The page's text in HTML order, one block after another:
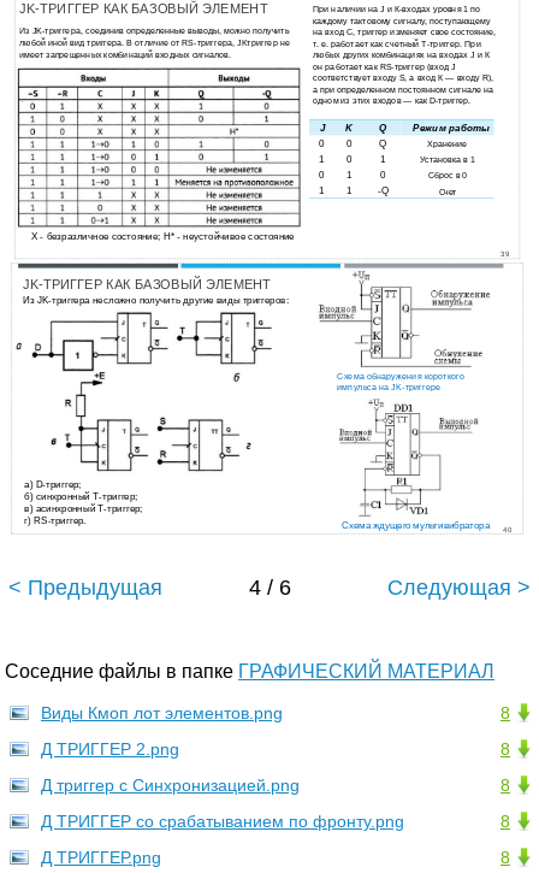
JK-ТРИГГЕР КАК БАЗОВЫЙ ЭЛЕМЕНТ
Из JK-триггера, соединив определенные выводы, можно получить
любой иной вид триггера. В отличие от RS-триггера, JKтриггер не
имеет запрещенных комбинаций входных сигналов.
X - безразличное состояние; Н* - неустойчивое состояние
При наличии на J и К-входах уровня 1 по
каждому тактовому сигналу, поступающему
на вход С, триггер изменяет свое состояние,
т. е. работает как счетный Т-триггер. При
любых других комбинациях на входах J и К
он работает как RS-триггер (вход J
соответствует входу S, а вход К — входу R),
а при определенном постоянном сигнале на
одном из этих входов — как D-триггер.
J K Q
Режим работы
0
0 Q Хранение
1 0 1 Установка в 1
0 1 0 Сброс в 0
1 1 -Q Счет
39
JK-ТРИГГЕР КАК БАЗОВЫЙ ЭЛЕМЕНТ
Из JK-триггера несложно получить другие виды триггеров:
Схема обнаружения короткого
импульса на JK-триггере
а) D-триггер;
б) синхронный Т-триггер;
в) асинхронный Т-триггер;
г) RS-триггер. Схема ждущего мультивибратора 40
< Предыдущая 4 / 6 Следующая >
Соседние файлы в папке ГРАФИЧЕСКИЙ МАТЕРИАЛ
8
Виды Кмоп лот элементов.png
8
Д ТРИГГЕР 2.png
8
Д триггер с Синхронизацией.png
8
Д ТРИГГЕР со срабатыванием по фронту.png
8
Д ТРИГГЕР.png